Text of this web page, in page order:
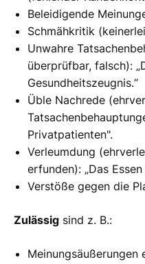
Beleidigende
Schmähkritik
Unwahre
überprüfbar, falsch):
Gesundheitszeugnis.“
Üble Nachrede
Privatpatienten".
Verleumdung
erfunden): „Das
Verstöße gegen die
Zulässig sind z. B.:
Meinungsäußerungen